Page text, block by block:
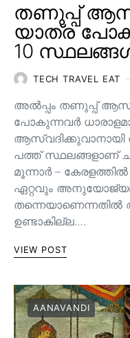
തണുപ്പ്
യാത്ര
10
TECH TRAVEL EAT
അൽപ്പം തണുപ്പ്
പോകുന്നവർ
ആസ്വദിക്കുവാനായി
പത്ത് സ്ഥലങ്ങളാണ്
മൂന്നാർ –
ഏറ്റവും
ഉണ്ടാകില്ല.…
VIEW POST
AANAVANDI